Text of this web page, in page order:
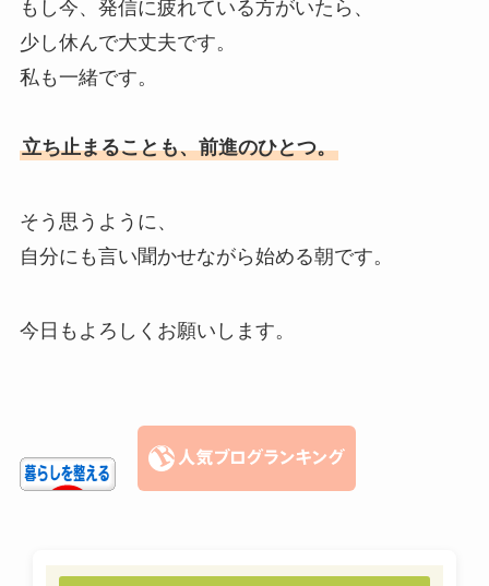
もし今、発信に疲れている方がいたら、
少し休んで大丈夫です。
私も一緒です。
立ち止まることも、前進のひとつ。
そう思うように、
自分にも言い聞かせながら始める朝です。
今日もよろしくお願いします。